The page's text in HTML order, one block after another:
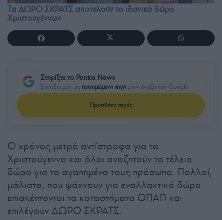
Τα ΔΩΡΟ ΣΚΡΑΤΣ αποτελούν το ιδανικό δώρο
Χριστουγέννων
Στηρίξτε το Pontos News
Επιλέξτε μας ως προτιμώμενη πηγή στην Αναζήτηση Google
Προσθήκη πηγής
Ο χρόνος μετρά αντίστροφα για τα
Χριστούγεννα και όλοι αναζητούν το τέλειο
δώρο για τα αγαπημένα τους πρόσωπα. Πολλοί,
μάλιστα, που ψάχνουν για εναλλακτικά δώρα
επισκέπτονται τα καταστήματα ΟΠΑΠ και
επιλέγουν ΔΩΡΟ ΣΚΡΑΤΣ.